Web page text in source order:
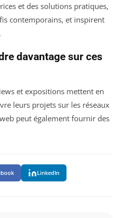
et des solutions pratiques,
contemporains, et inspirent
davantage sur ces
et expositions mettent en
leurs projets sur les réseaux
peut également fournir des
LinkedIn